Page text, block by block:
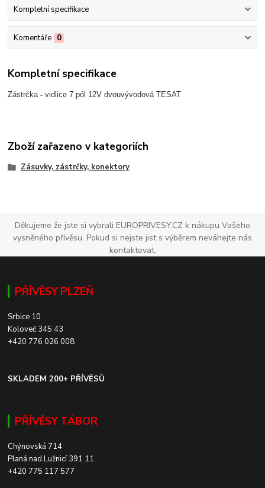
Kompletní specifikace
Komentáře 0
Kompletní specifikace
Zástrčka-vidlice 7 pól 12V dvouvývodová TESAT
Zboží zařazeno v kategoriích
Zásuvky, zástrčky, konektory
Děkujeme že jste si vybrali EUROPRIVESY.CZ k nákupu Vašeho
vysněného přívěsu. Pokud si nejste jist s výběrem neváhejte nás
kontaktovat.
PŘÍVĚSY PLZEŇ
Srbice 10
Koloveč 345 43
+420 776 026 008
SKLADEM 200+ PŘÍVĚSŮ
PŘÍVĚSY TÁBOR
Chýnovská 714
Planá nad Lužnicí 391 11
+420 775 117 577